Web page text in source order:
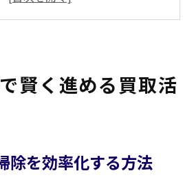
めのアクセサリー買取活用法
く手放す”絶好のチャンスです
賢く進める買取活
除を効率化する方法